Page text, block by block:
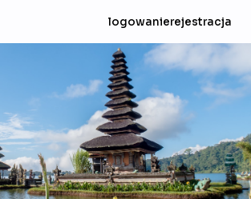
logowanierejestracja